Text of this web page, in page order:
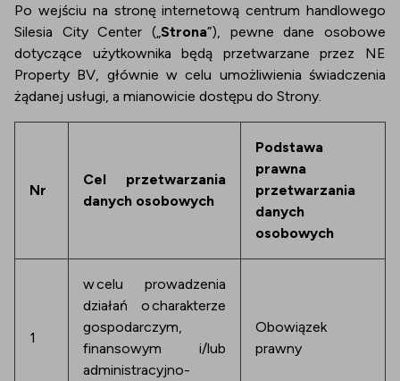
Po wejściu na stronę internetową centrum handlowego
Silesia City Center („Strona”), pewne dane osobowe
dotyczące użytkownika będą przetwarzane przez NE
Property BV, głównie w celu umożliwienia świadczenia
żądanej usługi, a mianowicie dostępu do Strony.
Nr
Cel przetwarzania
danych osobowych
Podstawa
prawna
przetwarzania
danych
osobowych
1
w celu prowadzenia
działań o charakterze
gospodarczym,
finansowym i/lub
administracyjno-
Obowiązek
prawny